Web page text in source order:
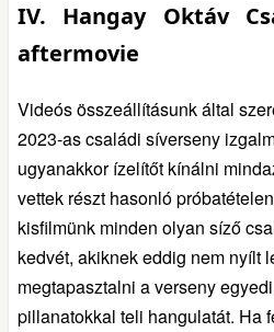
IV. Hangay Oktáv
aftermovie
Videós összeállításunk által
2023-as családi síverseny
ugyanakkor ízelítőt kínálni
vettek részt hasonló
kisfilmünk minden olyan síző
kedvét, akiknek eddig nem nyílt
megtapasztalni a verseny
pillanatokkal teli hangulatát. Ha